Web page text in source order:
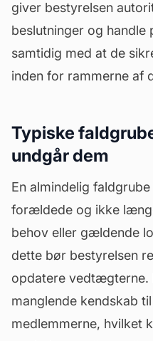
giver bestyrelsen
beslutninger og handle
samtidig med at de
inden for rammerne af
Typiske
undgår dem
En almindelig
forældede og ikke
behov eller gældende
dette bør bestyrelsen
opdatere vedtægterne.
manglende kendskab
medlemmerne, hvilket